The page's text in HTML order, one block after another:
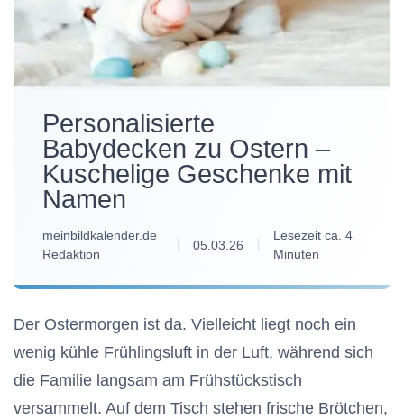
Personalisierte
Babydecken zu Ostern –
Kuschelige Geschenke mit
Namen
meinbildkalender.de
Redaktion
05.03.26
Lesezeit ca. 4
Minuten
Der Ostermorgen ist da. Vielleicht liegt noch ein
wenig kühle Frühlingsluft in der Luft, während sich
die Familie langsam am Frühstückstisch
versammelt. Auf dem Tisch stehen frische Brötchen,